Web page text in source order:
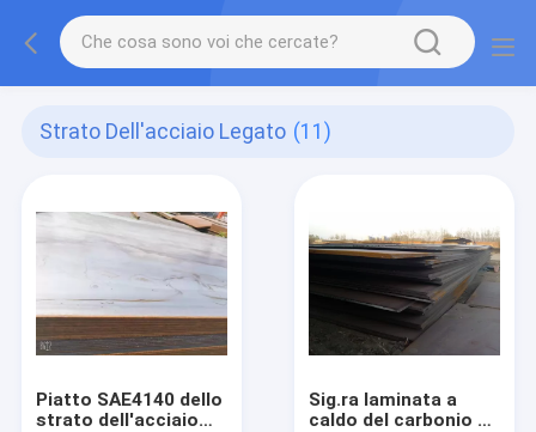
Strato Dell'acciaio Legato (11)
Piatto SAE4140 dello
strato dell'acciaio
Sig.ra laminata a
caldo del carbonio di